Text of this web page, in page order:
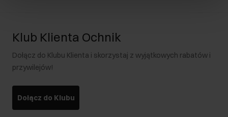
Klub Klienta Ochnik
Dołącz do Klubu Klienta i skorzystaj z wyjątkowych rabatów i
przywilejów!
Dołącz do Klubu